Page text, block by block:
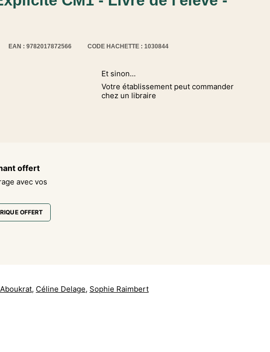
EAN : 9782017872566 CODE HACHETTE : 1030844
Et sinon...
Votre établissement peut commander
chez un libraire
offert
avec vos
OFFERT
, Céline Delage, Sophie Raimbert